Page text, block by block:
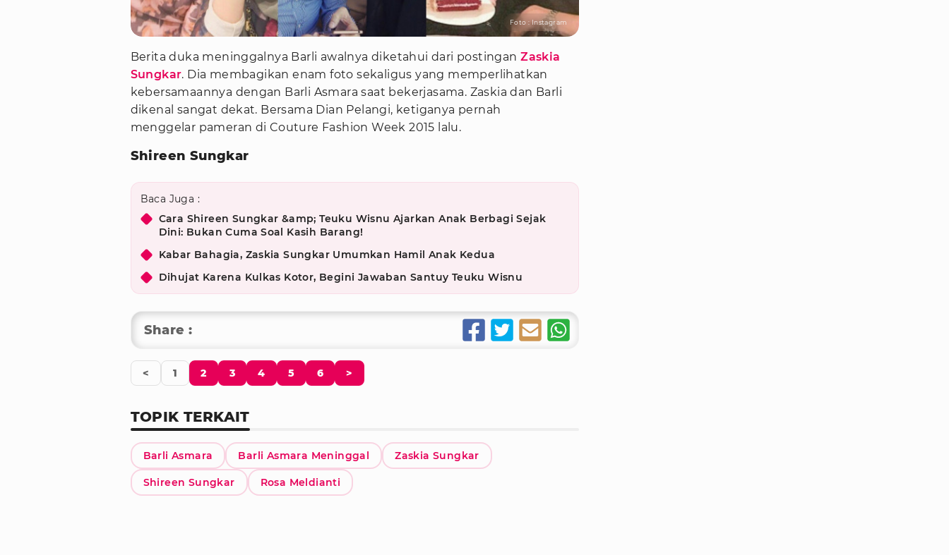
Foto : Instagram
Berita duka meninggalnya Barli awalnya diketahui dari postinganZaskia
Sungkar. Dia membagikan enam foto sekaligus yang memperlihatkan
kebersamaannya dengan Barli Asmara saat bekerjasama. Zaskia dan Barli
dikenal sangat dekat. Bersama Dian Pelangi, ketiganya pernah
menggelar pameran di Couture Fashion Week 2015 lalu.
Shireen Sungkar
Baca Juga :
Cara Shireen Sungkar &amp; Teuku Wisnu Ajarkan Anak Berbagi Sejak
Dini: Bukan Cuma Soal Kasih Barang!
Kabar Bahagia, Zaskia Sungkar Umumkan Hamil Anak Kedua
Dihujat Karena Kulkas Kotor, Begini Jawaban Santuy Teuku Wisnu
Share :
< 1 2 3 4 5 6 >
TOPIK TERKAIT
Barli Asmara Barli Asmara Meninggal Zaskia Sungkar
Shireen Sungkar Rosa Meldianti